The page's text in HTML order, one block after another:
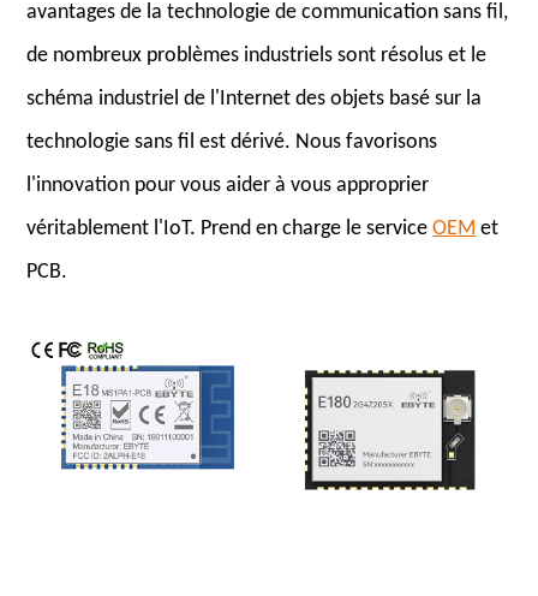
avantages de la technologie de communication sans fil,
de nombreux problèmes industriels sont résolus et le
schéma industriel de l'Internet des objets basé sur la
technologie sans fil est dérivé. Nous favorisons
l'innovation pour vous aider à vous approprier
véritablement l'IoT. Prend en charge le serviceOEM et
PCB.